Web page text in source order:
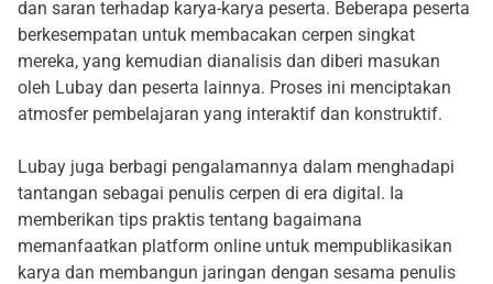
dan saran terhadap karya-karya peserta. Beberapa peserta
berkesempatan untuk membacakan cerpen singkat
mereka, yang kemudian dianalisis dan diberi masukan
oleh Lubay dan peserta lainnya. Proses ini menciptakan
atmosfer pembelajaran yang interaktif dan konstruktif.
Lubay juga berbagi pengalamannya dalam menghadapi
tantangan sebagai penulis cerpen di era digital. Ia
memberikan tips praktis tentang bagaimana
memanfaatkan platform online untuk mempublikasikan
karya dan membangun jaringan dengan sesama penulis